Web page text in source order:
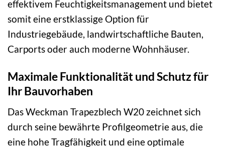
effektivem Feuchtigkeitsmanagement und bietet
somit eine erstklassige Option für
Industriegebäude, landwirtschaftliche Bauten,
Carports oder auch moderne Wohnhäuser.
Maximale Funktionalität und Schutz für
Ihr Bauvorhaben
Das Weckman Trapezblech W20 zeichnet sich
durch seine bewährte Profilgeometrie aus, die
eine hohe Tragfähigkeit und eine optimale